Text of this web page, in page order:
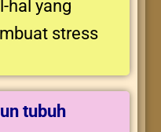
hal yang
stress
tubuh